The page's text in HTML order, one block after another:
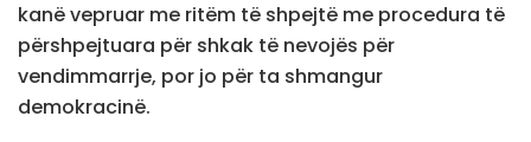
kanë vepruar me ritëm të shpejtë me procedura të
përshpejtuara për shkak të nevojës për
vendimmarrje, por jo për ta shmangur
demokracinë.